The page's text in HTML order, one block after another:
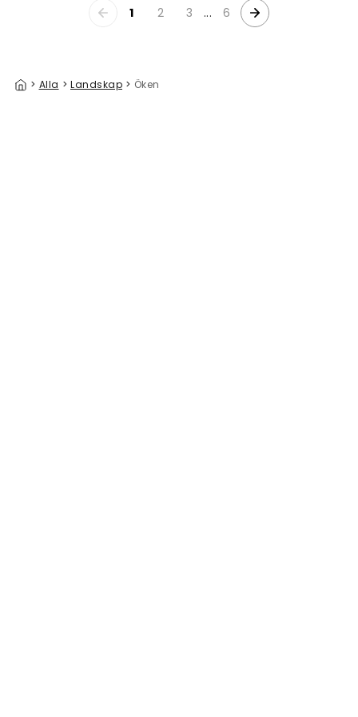
1 2 3 ... 6
> Alla > Landskap > Öken